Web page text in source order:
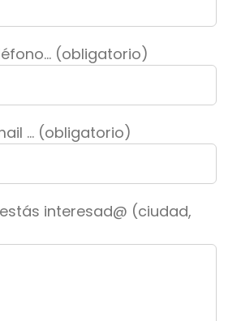
(obligatorio)
... (obligatorio)
interesad@ (ciudad,